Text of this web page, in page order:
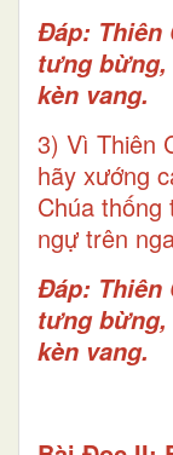
Ðáp: Thiên
tưng
kèn vang.
3) Vì Thiên
hãy xướng
Chúa
ngự trên
Ðáp: Thiên
tưng
kèn vang.